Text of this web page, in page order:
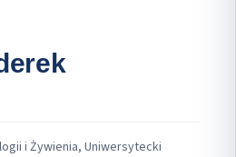
i Żywienia, Uniwersytecki